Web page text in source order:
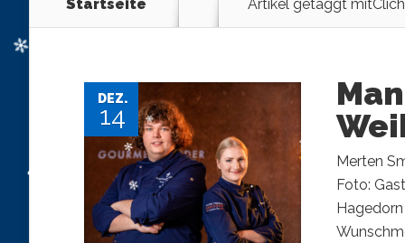
Startseite Artikel getaggt mit
DEZ.
14
Merten
Foto: